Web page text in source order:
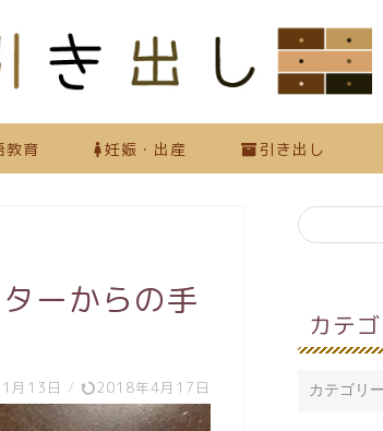
教育 妊娠・出産 引き出し
ーからの手
月13日 / 2018年4月17日
カテ